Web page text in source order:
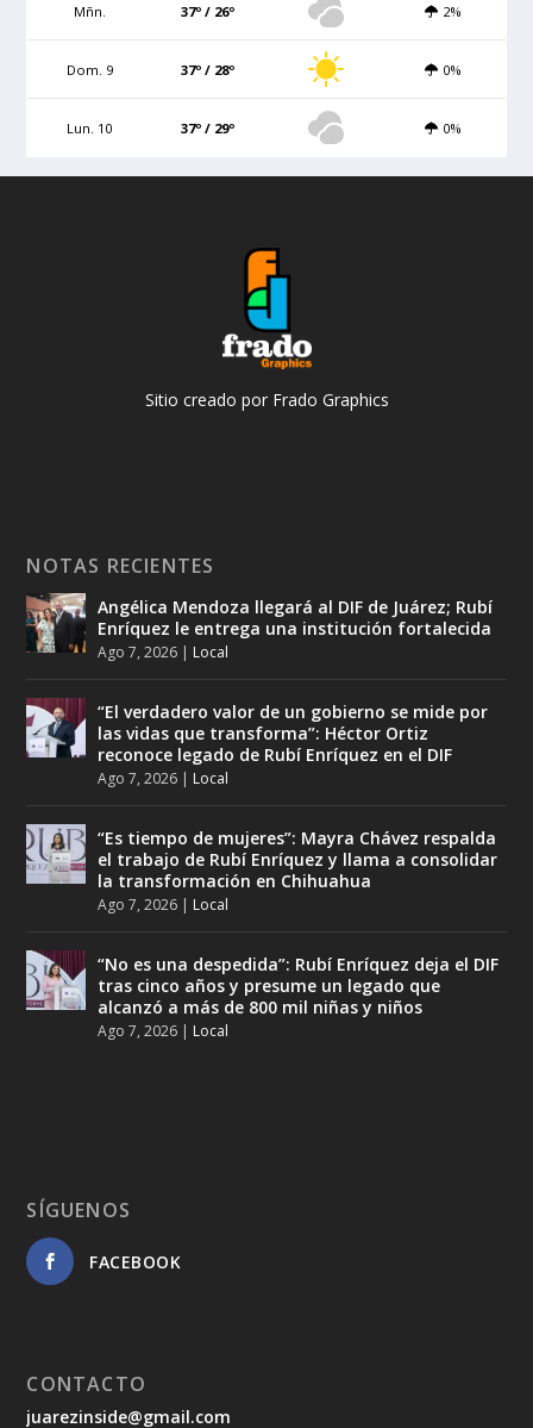
Mñn. 37º / 26º 2%
Dom. 9 37º / 28º 0%
Lun. 10 37º / 29º 0%
Sitio creado por Frado Graphics
NOTAS RECIENTES
Angélica Mendoza llegará al DIF de Juárez; Rubí
Enríquez le entrega una institución fortalecida
Ago 7, 2026 | Local
“El verdadero valor de un gobierno se mide por
las vidas que transforma”: Héctor Ortiz
reconoce legado de Rubí Enríquez en el DIF
Ago 7, 2026 | Local
“Es tiempo de mujeres”: Mayra Chávez respalda
el trabajo de Rubí Enríquez y llama a consolidar
la transformación en Chihuahua
Ago 7, 2026 | Local
“No es una despedida”: Rubí Enríquez deja el DIF
tras cinco años y presume un legado que
alcanzó a más de 800 mil niñas y niños
Ago 7, 2026 | Local
SÍGUENOS
FACEBOOK
CONTACTO
juarezinside@gmail.com